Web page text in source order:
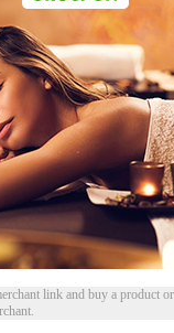
link and buy a product